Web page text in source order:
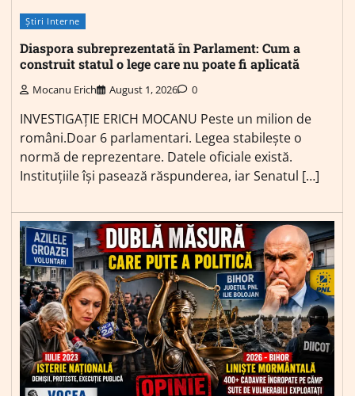
Știri Interne
Diaspora subreprezentată în Parlament: Cum a
construit statul o lege care nu poate fi aplicată
Mocanu Erich August 1, 2026 0
INVESTIGAȚIE ERICH MOCANU Peste un milion de
români.Doar 6 parlamentari. Legea stabilește o
normă de reprezentare. Datele oficiale există.
Instituțiile își pasează răspunderea, iar Senatul […]